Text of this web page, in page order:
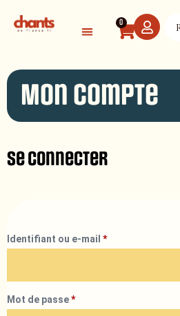
0
Mon compte
Se connecter
Identifiant ou e-mail *
Mot de passe*